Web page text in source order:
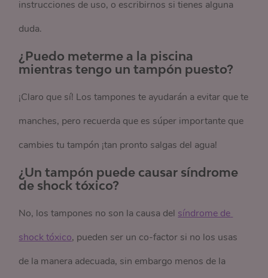
instrucciones de uso, o escribirnos si tienes alguna
duda.
¿Puedo meterme a la piscina
mientras tengo un tampón puesto?
¡Claro que sí! Los tampones te ayudarán a evitar que te
manches, pero recuerda que es súper importante que
cambies tu tampón ¡tan pronto salgas del agua!
¿Un tampón puede causar síndrome
de shock tóxico?
No, los tampones no son la causa del síndrome de
shock tóxico, pueden ser un co-factor si no los usas
de la manera adecuada, sin embargo menos de la